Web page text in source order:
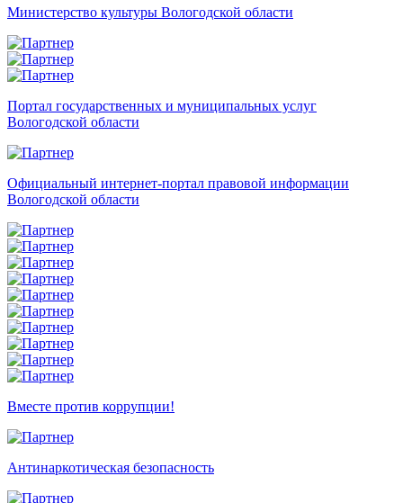
Министерство культуры Вологодской области
Портал государственных и муниципальных услуг
Вологодской области
Официальный интернет-портал правовой информации
Вологодской области
Вместе против коррупции!
Антинаркотическая безопасность